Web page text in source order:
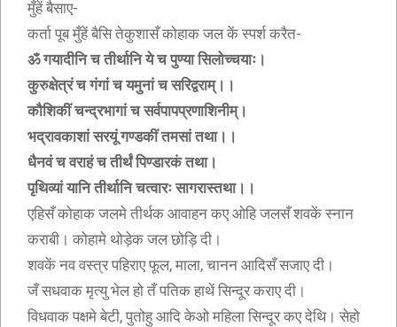
मुँहें बैसाए-
कर्ता पूब मुँहें बैसि तेकुशासँ कोहाक जल कें स्पर्श करैत-
ॐ गयादीनि च तीर्थानि ये च पुण्या सिलोच्चयाः।
कुरुक्षेत्रं च गंगां च यमुनां च सरिद्वराम्।।
कौशिकीं चन्द्रभागां च सर्वपापप्रणाशिनीम्।
भद्रावकाशां सरयूं गण्डकीं तमसां तथा।।
धैनवं च वराहं च तीर्थं पिण्डारकं तथा।
पृथिव्यां यानि तीर्थानि चत्वारः सागरास्तथा।।
एहिसँ कोहाक जलमे तीर्थक आवाहन कए ओहि जलसँ शवकें स्नान
कराबी। कोहामे थोड़ेक जल छोड़ि दी।
शवकें नव वस्त्र पहिराए फूल, माला, चानन आदिसँ सजाए दी।
जँ सधवाक मृत्यु भेल हो तँ पतिक हाथें सिन्दूर कराए दी।
विधवाक पक्षमे बेटी, पुतोहु आदि केओ महिला सिन्दूर कए देथि। सेहो